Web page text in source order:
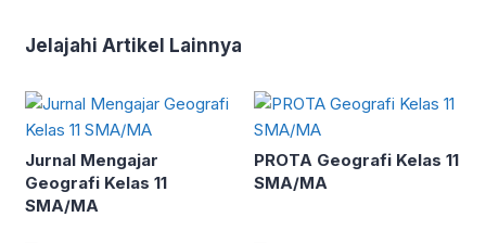
Jelajahi Artikel Lainnya
Jurnal Mengajar
Geografi Kelas 11
SMA/MA
PROTA Geografi Kelas 11
SMA/MA